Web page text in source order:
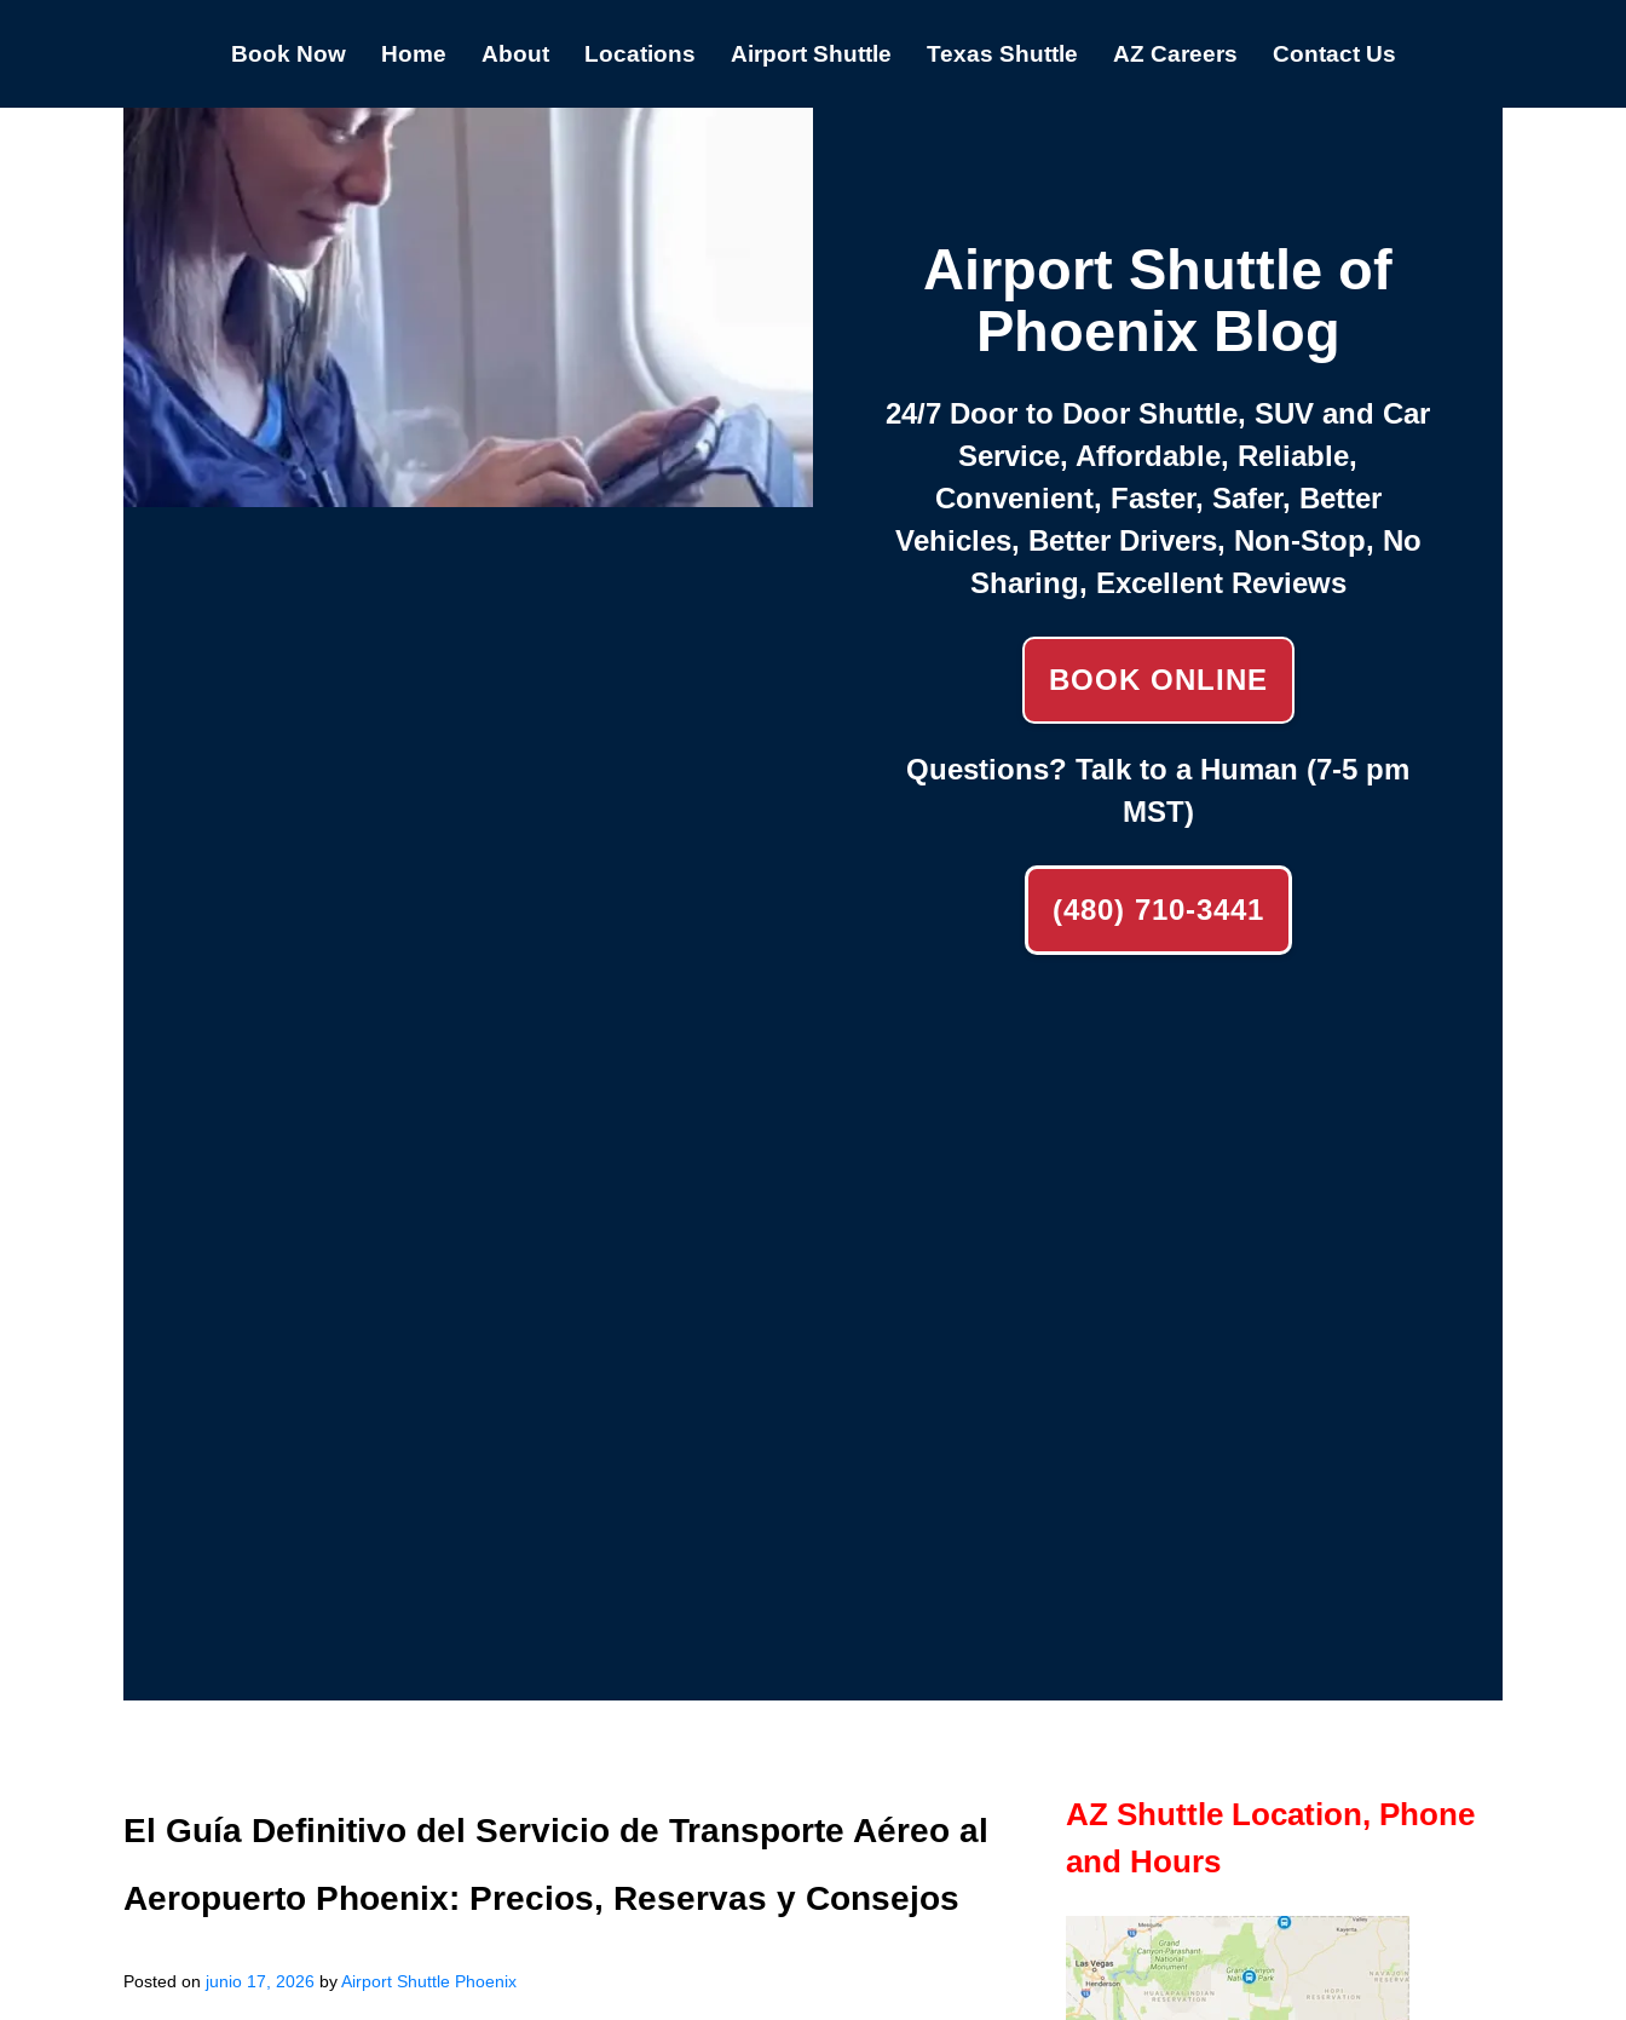
Book Now Home About Locations Airport Shuttle Texas Shuttle AZ Careers Contact Us
Airport Shuttle of
Phoenix Blog
24/7 Door to Door Shuttle, SUV and Car
Service, Affordable, Reliable,
Convenient, Faster, Safer, Better
Vehicles, Better Drivers, Non-Stop, No
Sharing, Excellent Reviews
BOOK ONLINE
Questions? Talk to a Human (7-5 pm
MST)
(480) 710-3441
El Guía Definitivo del Servicio de Transporte Aéreo al
Aeropuerto Phoenix: Precios, Reservas y Consejos
Posted on junio 17, 2026 byAirport Shuttle Phoenix
AZ Shuttle Location, Phone
and Hours